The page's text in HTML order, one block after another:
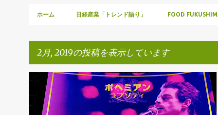
ホーム 日経産業「トレンド語り」 FOOD
2月, 2019の投稿を表示しています
稿
MOVIE MUSIC 外国人材